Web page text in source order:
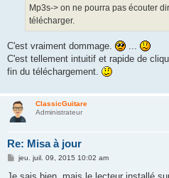
Mp3s-> on ne pourra pas écouter
télécharger.
C'est vraiment dommage.
...
C'est tellement intuitif et rapide de
fin du téléchargement.
ClassicGuitare
Administrateur
Re: Misa à jour
M
s
jeu. juil. 09, 2015 10:02 am